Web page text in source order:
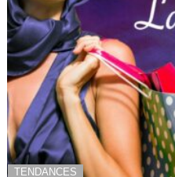
TENDANCES